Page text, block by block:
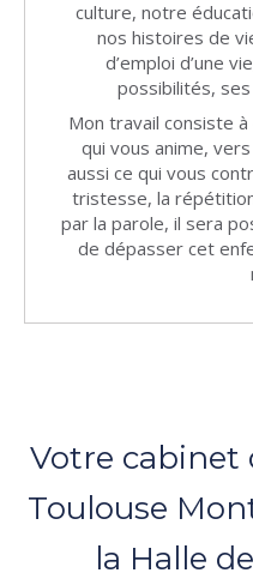
culture, notre
nos histoires de
d’emploi d’une
possibilités,
Mon travail consiste
qui vous anime,
aussi ce qui vous
tristesse, la
par la parole, il sera
de dépasser cet
Votre cabinet
Toulouse
la Halle